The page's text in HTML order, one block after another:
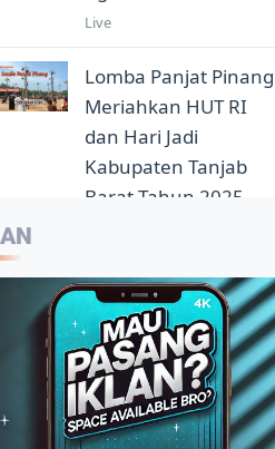
Live
Lomba Panjat Pinang
Meriahkan HUT RI
dan Hari Jadi
Kabupaten Tanjab
Barat Tahun 2025
Eloknya Panorama
Sunset Pantai Pasir
Aurduri Dikala Senja
4:33
Kepala Balai Bahasa